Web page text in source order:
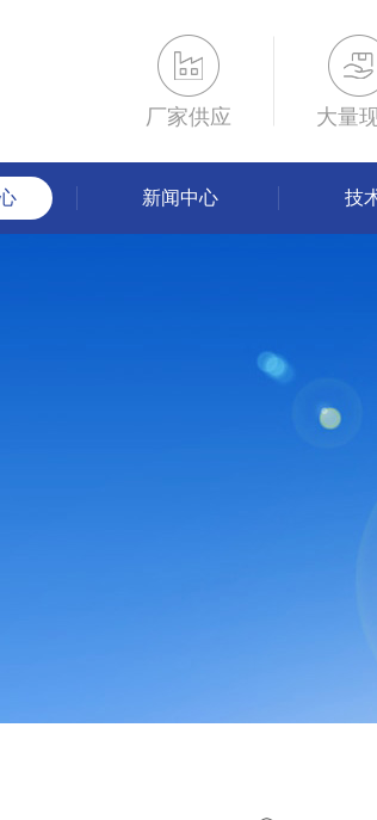
厂家供应 大量
新闻中心 技